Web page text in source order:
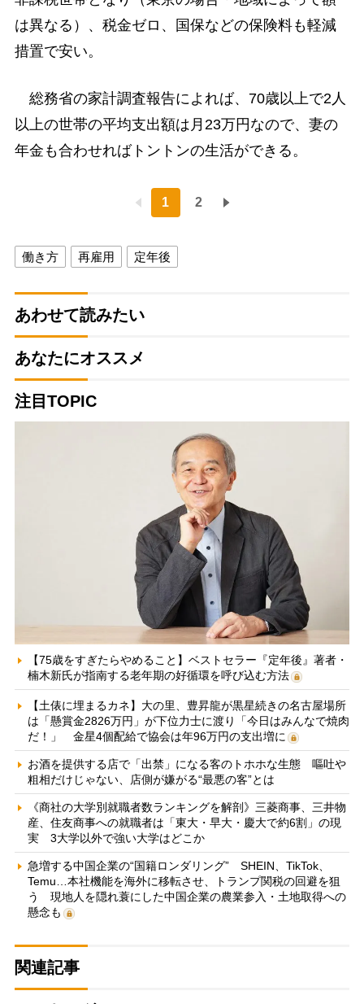
は異なる）、税金ゼロ、国保などの保険料も軽減
措置で安い。
総務省の家計調査報告によれば、70歳以上で2人
以上の世帯の平均支出額は月23万円なので、妻の
年金も合わせればトントンの生活ができる。
1 2
働き方 再雇用 定年後
あわせて読みたい
あなたにオススメ
注目TOPIC
【75歳をすぎたらやめること】ベストセラー『定年後』著者・
楠木新氏が指南する老年期の好循環を呼び込む方法
【土俵に埋まるカネ】大の里、豊昇龍が黒星続きの名古屋場所
は「懸賞金2826万円」が下位力士に渡り「今日はみんなで焼肉
だ！」 金星4個配給で協会は年96万円の支出増に
お酒を提供する店で「出禁」になる客のトホホな生態 嘔吐や
粗相だけじゃない、店側が嫌がる“最悪の客”とは
《商社の大学別就職者数ランキングを解剖》三菱商事、三井物
産、住友商事への就職者は「東大・早大・慶大で約6割」の現
実 3大学以外で強い大学はどこか
急増する中国企業の“国籍ロンダリング” SHEIN、TikTok、
Temu…本社機能を海外に移転させ、トランプ関税の回避を狙
う 現地人を隠れ蓑にした中国企業の農業参入・土地取得への
懸念も
関連記事